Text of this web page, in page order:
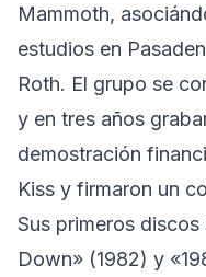
Mammoth,
estudios en
Roth. El grupo se
y en tres años
demostración
Kiss y firmaron un
Sus primeros
Down» (1982) y